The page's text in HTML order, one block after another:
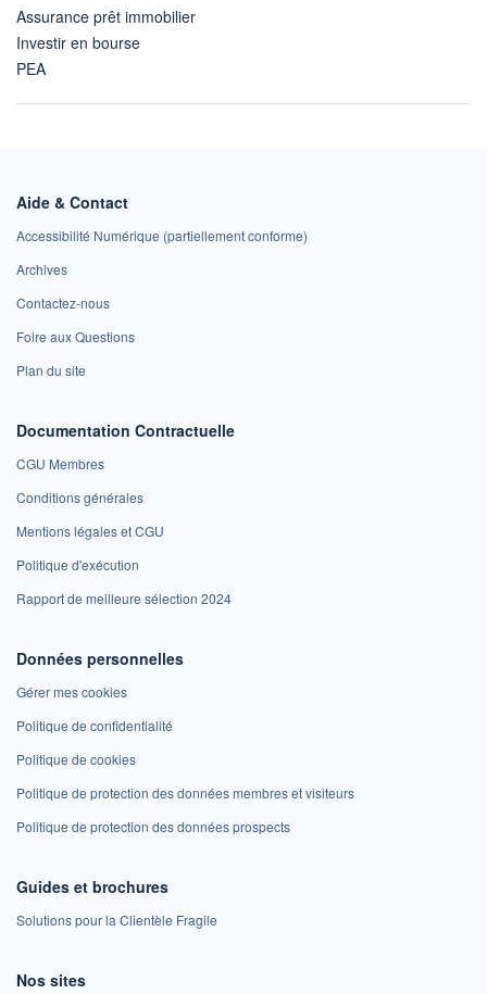
Assurance prêt immobilier
Investir en bourse
PEA
Aide & Contact
Accessibilité Numérique (partiellement conforme)
Archives
Contactez-nous
Foire aux Questions
Plan du site
Documentation Contractuelle
CGU Membres
Conditions générales
Mentions légales et CGU
Politique d'exécution
Rapport de meilleure sélection 2024
Données personnelles
Gérer mes cookies
Politique de confidentialité
Politique de cookies
Politique de protection des données membres et visiteurs
Politique de protection des données prospects
Guides et brochures
Solutions pour la Clientèle Fragile
Nos sites